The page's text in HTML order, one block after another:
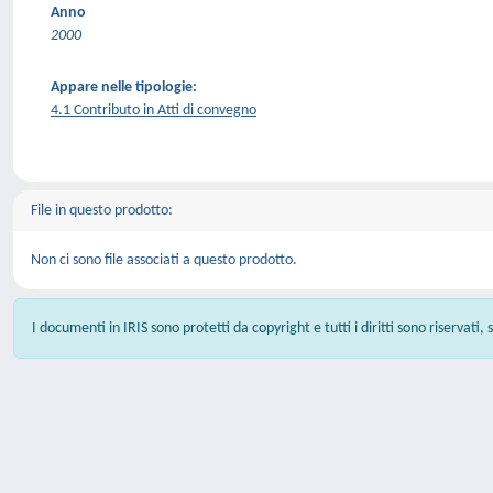
Anno
2000
Appare nelle tipologie:
4.1 Contributo in Atti di convegno
File in questo prodotto:
Non ci sono file associati a questo prodotto.
I documenti in IRIS sono protetti da copyright e tutti i diritti sono riservati,